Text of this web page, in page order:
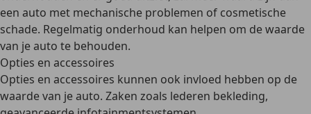
een auto met mechanische problemen of cosmetische
schade. Regelmatig onderhoud kan helpen om de waarde
van je auto te behouden.
Opties en accessoires
Opties en accessoires kunnen ook invloed hebben op de
waarde van je auto. Zaken zoals lederen bekleding,